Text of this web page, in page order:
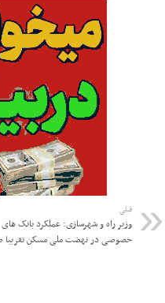
قبلی
وزیر راه و شهرسازی: عملکرد بانک های
خصوصی در نهضت ملی مسکن تقریبا